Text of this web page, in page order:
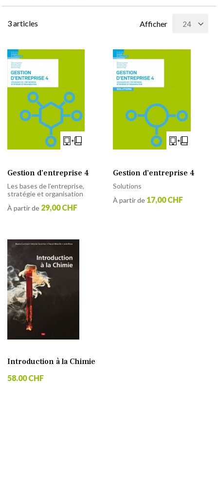
3articles Afficher
Gestion d’entreprise 4
Les bases de l’entreprise,
stratégie et organisation
À partir de 29,00 CHF
Gestion d’entreprise 4
Solutions
À partir de 17,00 CHF
Introduction à la Chimie
58.00 CHF